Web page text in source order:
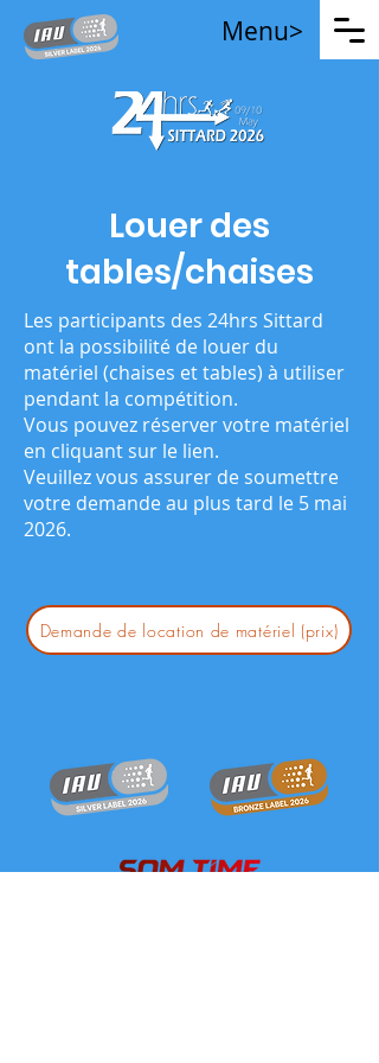
Menu>
Louer des
tables/chaises
Les participants des 24hrs Sittard
ont la possibilité de louer du
matériel (chaises et tables) à utiliser
pendant la compétition.
Vous pouvez réserver votre matériel
en cliquant sur le lien.
Veuillez vous assurer de soumettre
votre demande au plus tard le 5 mai
2026.
Demande de location de matériel (prix)